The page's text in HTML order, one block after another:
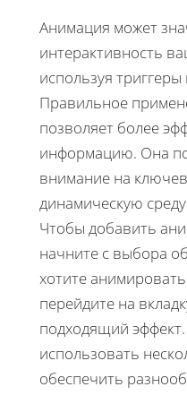
Анимация может
интерактивность
используя
Правильное
позволяет более
информацию. Она
внимание на
динамическую
Чтобы добавить
начните с выбора
хотите
перейдите на
подходящий
использовать
обеспечить